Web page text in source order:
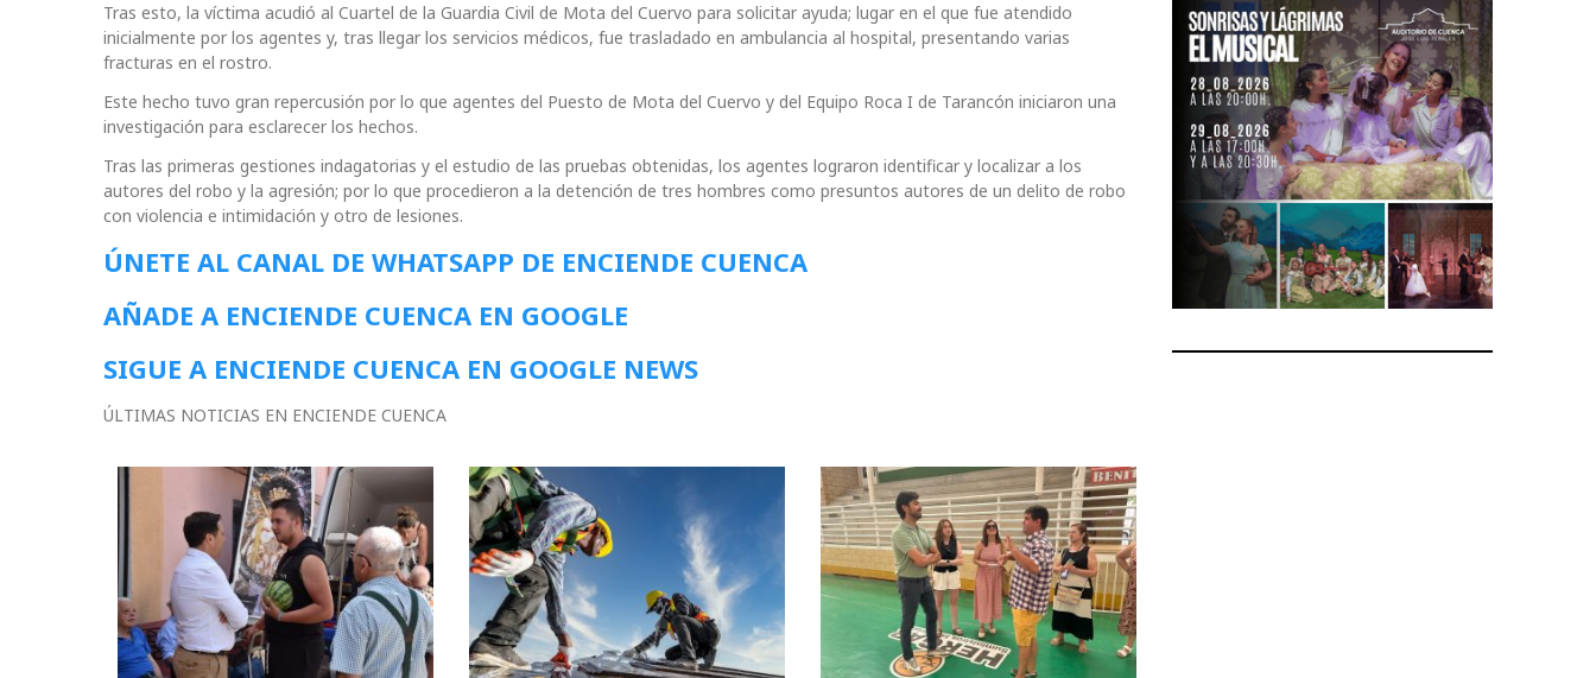
Tras esto, la víctima acudió al Cuartel de la Guardia Civil de Mota del Cuervo para solicitar ayuda; lugar en el que fue atendido
inicialmente por los agentes y, tras llegar los servicios médicos, fue trasladado en ambulancia al hospital, presentando varias
fracturas en el rostro.
Este hecho tuvo gran repercusión por lo que agentes del Puesto de Mota del Cuervo y del Equipo Roca I de Tarancón iniciaron una
investigación para esclarecer los hechos.
Tras las primeras gestiones indagatorias y el estudio de las pruebas obtenidas, los agentes lograron identificar y localizar a los
autores del robo y la agresión; por lo que procedieron a la detención de tres hombres como presuntos autores de un delito de robo
con violencia e intimidación y otro de lesiones.
ÚNETE AL CANAL DE WHATSAPP DE ENCIENDE CUENCA
AÑADE A ENCIENDE CUENCA EN GOOGLE
SIGUE A ENCIENDE CUENCA EN GOOGLE NEWS
ÚLTIMAS NOTICIAS EN ENCIENDE CUENCA